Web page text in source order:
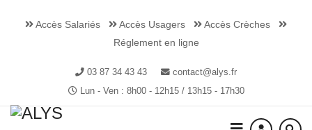
Accès Salariés Accès Usagers
Accès Crèches
Réglement en ligne
03 87 34 43 43
contact@alys.fr
Lun - Ven : 8h00 - 12h15 / 13h15 - 17h30